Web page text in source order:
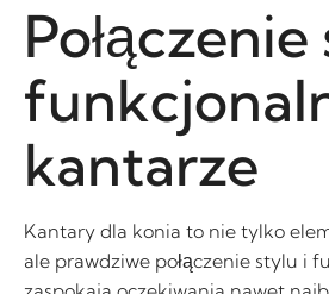
kantarze
Kantary dla konia to nie tylko
ale prawdziwe połączenie stylu i